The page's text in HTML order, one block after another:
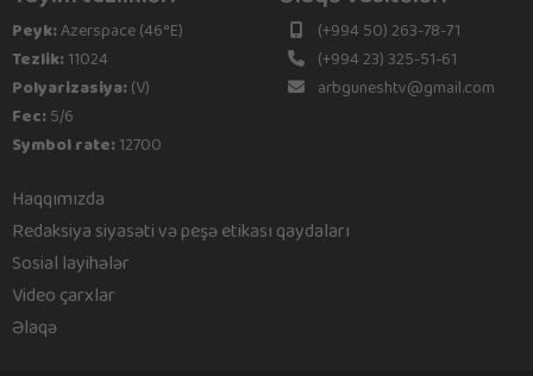
Peyk:Azerspace (46°E)
Tezlik:11024
Polyarizasiya:(V)
Fec:5/6
Symbol rate:12700
(+994 50) 263-78-71
(+994 23) 325-51-61
arbguneshtv@gmail.com
Haqqımızda
Redaksiya siyasəti və peşə etikası qaydaları
Sosial layihələr
Video çarxlar
Əlaqə